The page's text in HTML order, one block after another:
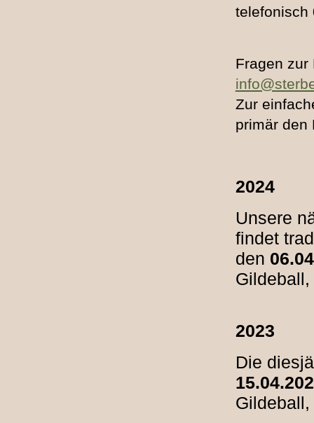
telefonisch
Fragen zur
Zur
primär den
2024
Unsere
findet
den 06
Gildeball,
2023
Die